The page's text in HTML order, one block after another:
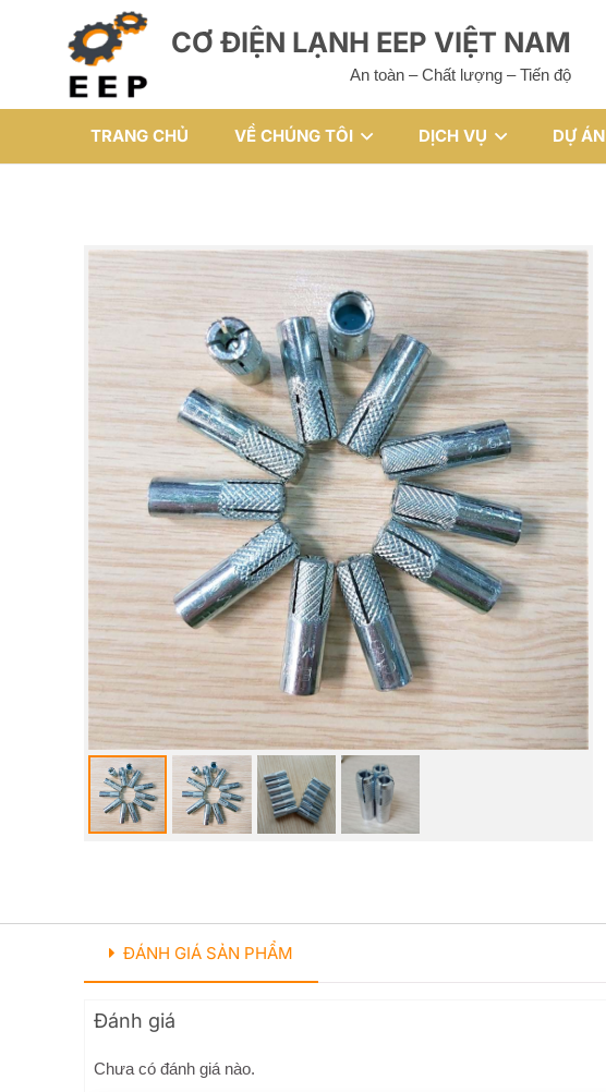
CƠ ĐIỆN LẠNH EEP VIỆT NAM
An toàn – Chất lượng – Tiến độ
TRANG CHỦ VỀ CHÚNG TÔI DỊCH VỤ DỰ ÁN
ĐÁNH GIÁ SẢN PHẨM
Đánh giá
Chưa có đánh giá nào.